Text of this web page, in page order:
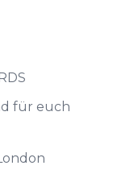
für euch